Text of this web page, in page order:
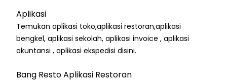
Aplikasi
Temukan aplikasi toko,aplikasi restoran,aplikasi
bengkel, aplikasi sekolah, aplikasi invoice , aplikasi
akuntansi , aplikasi ekspedisi disini.
Bang Resto Aplikasi Restoran